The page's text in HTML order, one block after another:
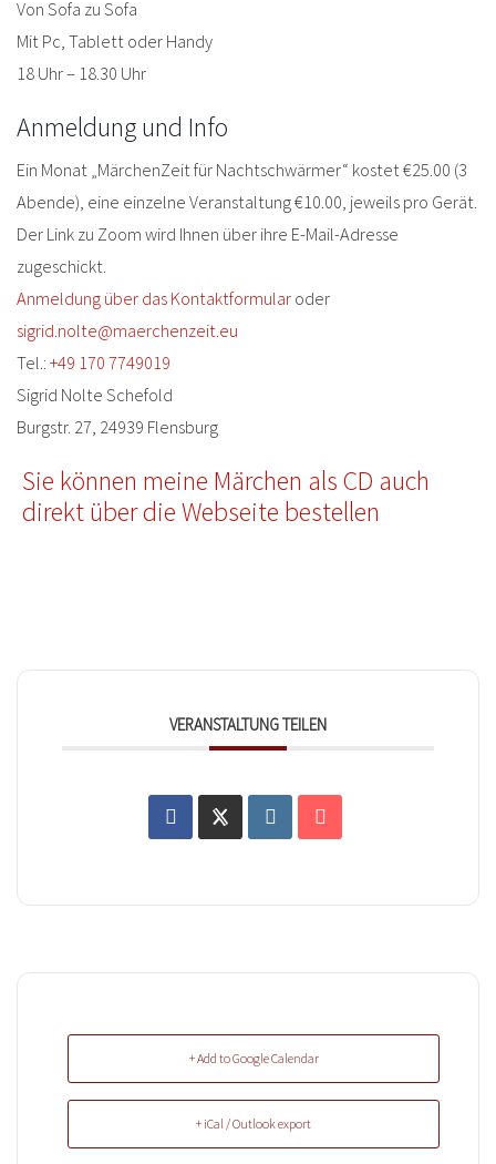
Von Sofa zu Sofa
Mit Pc, Tablett oder Handy
18 Uhr – 18.30 Uhr
Anmeldung und Info
Ein Monat „MärchenZeit für Nachtschwärmer“ kostet €25.00 (3
Abende), eine einzelne Veranstaltung €10.00, jeweils pro Gerät.
Der Link zu Zoom wird Ihnen über ihre E-Mail-Adresse
zugeschickt.
Anmeldung über das Kontaktformular oder
sigrid.nolte@maerchenzeit.eu
Tel.: +49 170 7749019
Sigrid Nolte Schefold
Burgstr. 27, 24939 Flensburg
Sie können meine Märchen als CD auch
direkt über die Webseite bestellen
VERANSTALTUNG TEILEN
+ Add to Google Calendar
+ iCal / Outlook export